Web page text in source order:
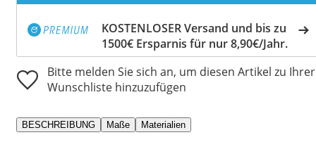
KOSTENLOSER Versand und bis zu
1500€ Ersparnis für nur 8,90€/Jahr.
Bitte melden Sie sich an, um diesen Artikel zu Ihrer
Wunschliste hinzuzufügen
BESCHREIBUNG Maße Materialien